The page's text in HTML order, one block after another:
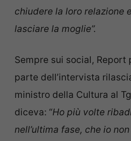
chiudere la loro relazione
lasciare la moglie”.
Sempre sui social, Report
parte dell’intervista
ministro della Cultura al
diceva: “Ho più volte
nell’ultima fase, che io